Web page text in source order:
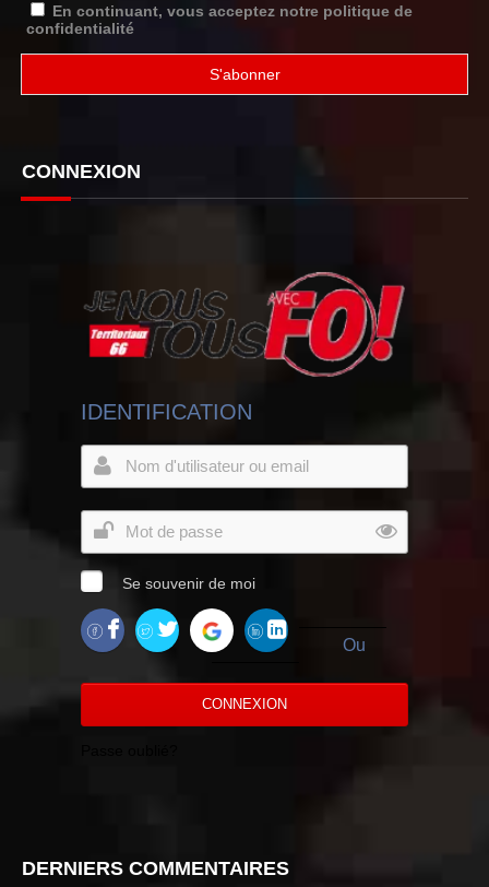
En continuant, vous acceptez notre politique de
confidentialité
CONNEXION
IDENTIFICATION
Se souvenir de moi
Ou
CONNEXION
DERNIERS COMMENTAIRES